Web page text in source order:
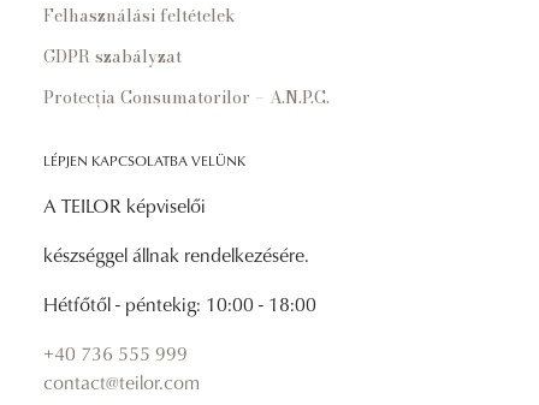
Felhasználási feltételek
GDPR szabályzat
Protecția Consumatorilor – A.N.P.C.
LÉPJEN KAPCSOLATBA VELÜNK
A TEILOR képviselői
készséggel állnak rendelkezésére.
Hétfőtől - péntekig: 10:00 - 18:00
+40 736 555 999
contact@teilor.com